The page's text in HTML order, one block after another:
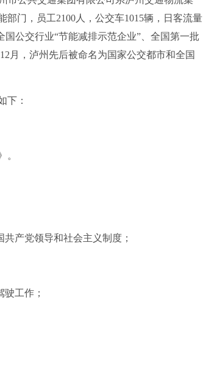
门，员工2100人，公交车1015辆，日客流量
公交行业“节能减排示范企业”、全国第一批
月，泸州先后被命名为国家公交都市和全国
下：
。
产党领导和社会主义制度；
工作；